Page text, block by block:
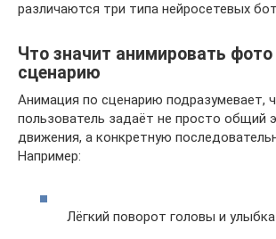
различаются три типа нейросетевых
Что значит анимировать фото
сценарию
Анимация по сценарию подразумевает,
пользователь задаёт не просто общий
движения, а конкретную
Например:
Лёгкий поворот головы и улыбка